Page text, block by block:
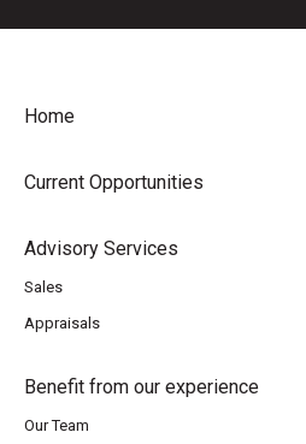
Home
Current Opportunities
Advisory Services
Sales
Appraisals
Benefit from our experience
Our Team